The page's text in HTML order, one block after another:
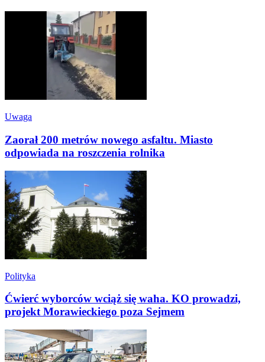
Uwaga
Zaorał 200 metrów nowego asfaltu. Miasto
odpowiada na roszczenia rolnika
Polityka
Ćwierć wyborców wciąż się waha. KO prowadzi,
projekt Morawieckiego poza Sejmem